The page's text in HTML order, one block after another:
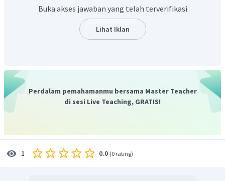
menambah
Langkah keempat, menyamakan jumlah H dengan
.
Buka akses jawaban yang telah terverifikasi
Lihat Iklan
Perdalam pemahamanmu bersama Master Teacher
di sesi Live Teaching, GRATIS!
1 0.0 (0 rating)